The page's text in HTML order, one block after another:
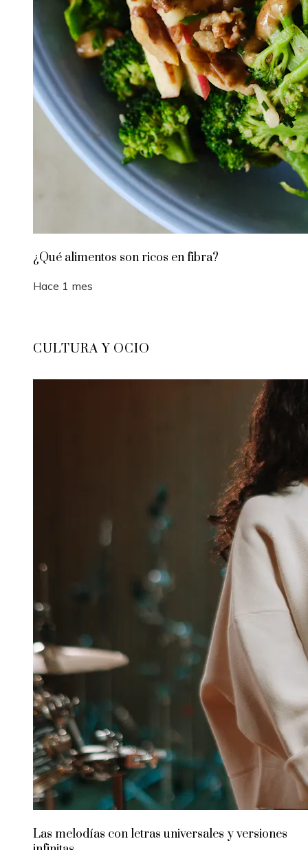
¿Qué alimentos son ricos en fibra?
Hace 1 mes
CULTURA Y OCIO
Las melodías con letras universales y versiones